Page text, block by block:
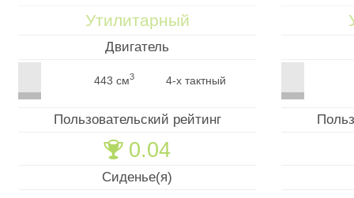
Утилитарный
Двигатель
443 см3 4-х тактный
Пользовательский рейтинг
🏆 0.04
Сиденье(я)